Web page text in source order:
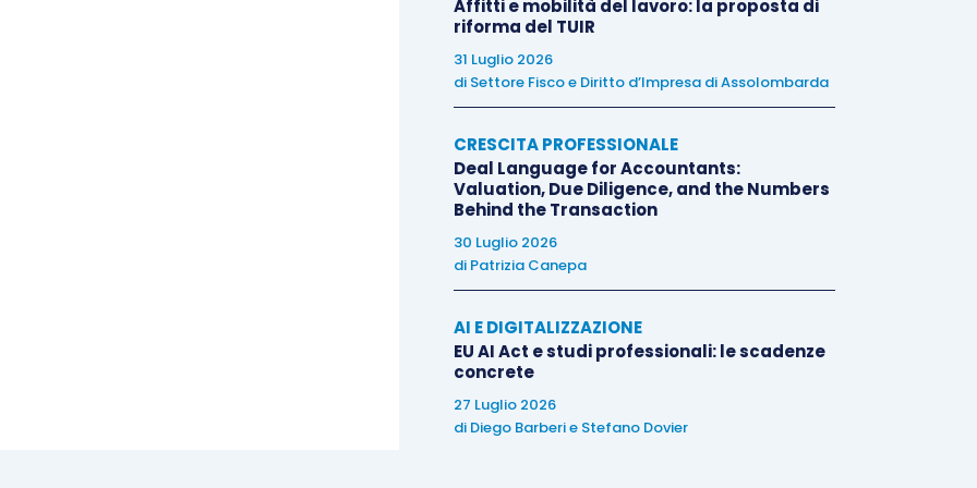
Affitti e mobilità del lavoro: la proposta di
riforma del TUIR
31 Luglio 2026
di Settore Fisco e Diritto d’Impresa di Assolombarda
CRESCITA PROFESSIONALE
Deal Language for Accountants:
Valuation, Due Diligence, and the Numbers
Behind the Transaction
30 Luglio 2026
di Patrizia Canepa
AI E DIGITALIZZAZIONE
EU AI Act e studi professionali: le scadenze
concrete
27 Luglio 2026
di Diego Barberie Stefano Dovier